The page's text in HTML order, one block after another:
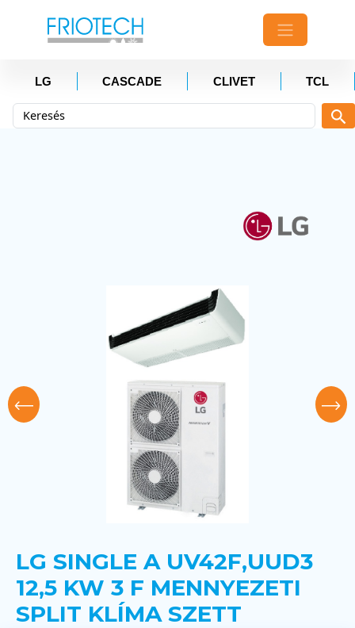
LG CASCADE CLIVET TCL
LG SINGLE A UV42F,UUD3
12,5 KW 3 F MENNYEZETI
SPLIT KLÍMA SZETT